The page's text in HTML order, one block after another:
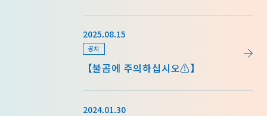
【불곰에 주의하십시오⚠】
2025.08.15
공지
news/detail_264.html
2024.01.30
news/detail_164.html